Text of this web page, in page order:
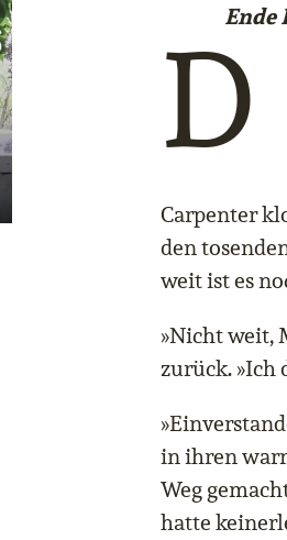
Ende
D
Carpenter
den
weit ist es
»Nicht weit,
zurück. »Ich
in ihren
Weg
hatte